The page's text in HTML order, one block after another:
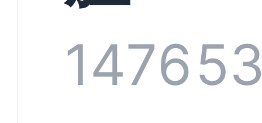
规模化
服系统
1476